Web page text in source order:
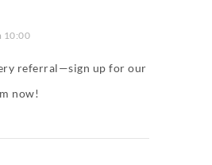
10:00
referral—sign up for our
now!